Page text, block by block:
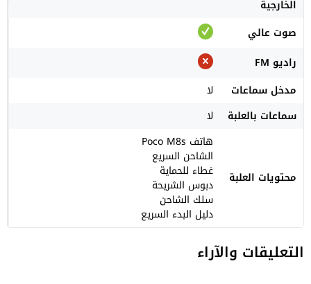
الخارجية
صوت عالي
راديو FM
مدخل سماعات
لا
سماعات بالعلبة
لا
محتويات العلبة
هاتف Poco M8s
الشاحن السريع
غطاء للحماية
دبوس الشريحة
سلك الشاحن
دليل البدء السريع
التعليقات والآراء